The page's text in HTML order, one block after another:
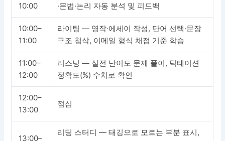
10:00
·문법·논리 자동 분석 및 피드백
10:00–
11:00
라이팅 — 영작·에세이 작성, 단어 선택·문장
구조 첨삭, 이메일 형식 채점 기준 학습
11:00–
12:00
리스닝 — 실전 난이도 문제 풀이, 딕테이션
정확도(%) 수치로 확인
12:00–
13:00
점심
13:00–
리딩 스터디 — 태깅으로 모르는 부분 표시,